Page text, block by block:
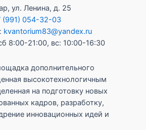
ул. Ленина, д. 25
(991) 054-32-03
: kvantorium83@yandex.ru
8:00-21:00, вс: 10:00-16:30
дополнительного
высокотехнологичным
на подготовку новых
кадров, разработку,
инновационных идей и